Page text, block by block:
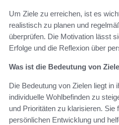
Um Ziele zu erreichen, ist es
realistisch zu planen und
überprüfen. Die Motivation lässt
Erfolge und die Reflexion über
Was ist die Bedeutung von
Die Bedeutung von Zielen liegt in
individuelle Wohlbefinden zu
und Prioritäten zu klarisieren. Sie
persönlichen Entwicklung und